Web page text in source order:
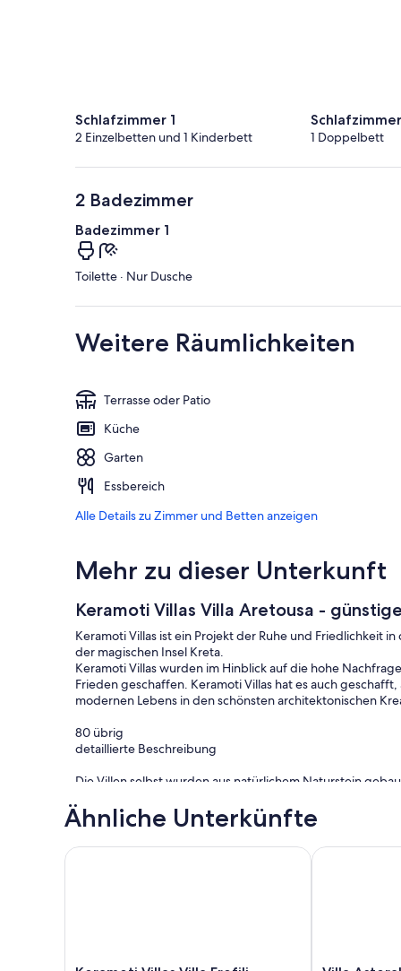
Schlafzimmer 1
2 Einzelbetten und 1 Kinderbett 1 Doppelbett
2 Badezimmer
Badezimmer 1
Toilette · Nur Dusche
Weitere Räumlichkeiten
Terrasse oder Patio
Küche
Garten
Essbereich
Alle Details zu Zimmer und Betten anzeigen
Mehr zu dieser Unterkunft
Keramoti Villas Villa Aretousa -
Keramoti Villas ist ein Projekt der Ruhe und Friedlichkeit
der magischen Insel Kreta.
Keramoti Villas wurden im Hinblick auf die hohe
Frieden geschaffen. Keramoti Villas hat es auch
modernen Lebens in den schönsten architektonischen
80 übrig
detaillierte Beschreibung
Die Villen selbst wurden aus natürlichem Naturstein
Bitte beachten Sie, dass am Ende der Seite "Weitere
Auf einem kleinen Hügel gelegen, wie zwischen
wären sie immer Teil dieser wunderschönen Landschaft.
Ähnliche Unterkünfte
Keramoti Villas Villa Erofili - Erschwinglicher Luxus
Villa Asteraki